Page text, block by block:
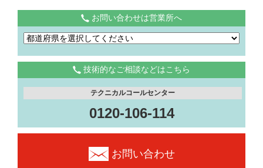
お問い合わせは営業所へ
技術的なご相談などはこちら
テクニカルコールセンター
0120-106-114
お問い合わせ